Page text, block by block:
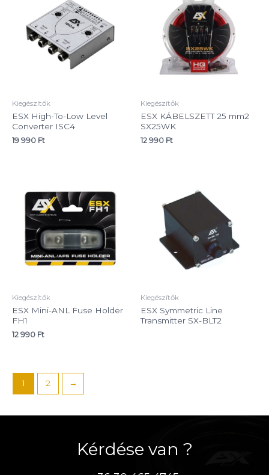
Kiegészítők
ESX High-To-Low Level
Converter ISC4
19 990 Ft
Kiegészítők
ESX KÁBELSZETT 25 mm2
SX25WK
12 990 Ft
Kiegészítők
ESX Mini-ANL Fuse Holder
FH1
12 990 Ft
Kiegészítők
ESX Symmetric Line
Transmitter SX-BLT2
1 2 →
Kérdése van ?